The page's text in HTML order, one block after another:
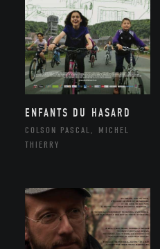
ENFANTS DU HASARD
COLSON PASCAL, MICHEL
THIERRY